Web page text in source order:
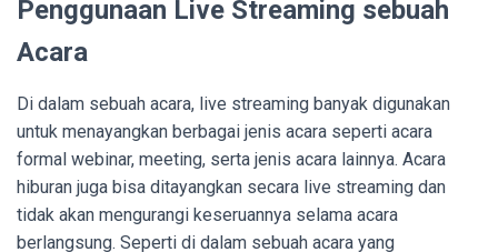
Penggunaan Live Streaming sebuah
Acara
Di dalam sebuah acara, live streaming banyak digunakan
untuk menayangkan berbagai jenis acara seperti acara
formal webinar, meeting, serta jenis acara lainnya. Acara
hiburan juga bisa ditayangkan secara live streaming dan
tidak akan mengurangi keseruannya selama acara
berlangsung. Seperti di dalam sebuah acara yang